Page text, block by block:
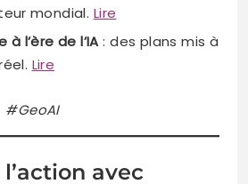
mondial. Lire
l’ère de l’IA: des plans mis à
Lire
#GeoAI
l’action avec